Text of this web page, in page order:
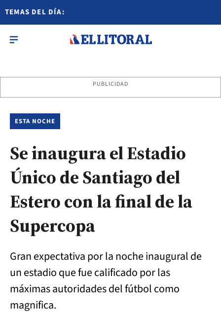
TEMAS DEL DÍA:
PUBLICIDAD
ESTA NOCHE
Se inaugura el Estadio
Único de Santiago del
Estero con la final de la
Supercopa
Gran expectativa por la noche inaugural de
un estadio que fue calificado por las
máximas autoridades del fútbol como
magnifica.